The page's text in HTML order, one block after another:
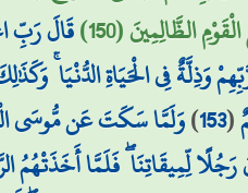
الظَّالِمِينَ (150)
قَالَ رَبِّ
فِي الْحَيَاةِ الدُّنْيَا
(
153
)وَلَمَّا سَكَتَ عَن مُّوسَى
لِّمِيقَاتِنَا ۖ فَلَمَّا